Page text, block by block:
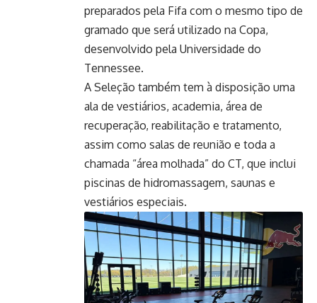
preparados pela Fifa com o mesmo tipo de
gramado que será utilizado na Copa,
desenvolvido pela Universidade do
Tennessee.
A Seleção também tem à disposição uma
ala de vestiários, academia, área de
recuperação, reabilitação e tratamento,
assim como salas de reunião e toda a
chamada “área molhada” do CT, que inclui
piscinas de hidromassagem, saunas e
vestiários especiais.